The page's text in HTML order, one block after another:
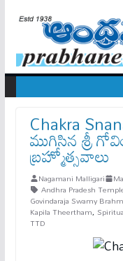
Chakra
ముగిసిన శ్రీ
బ్రహ్మోత్సవాలు
Nagamani Malligari
Andhra Pradesh
Govindaraja Swamy
Kapila Theertham,
TTD